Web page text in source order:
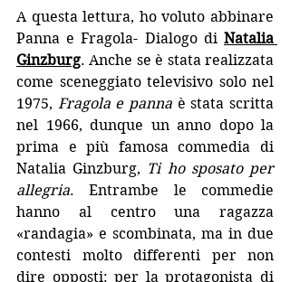
A questa lettura, ho voluto abbinare
Panna e Fragola- Dialogo di Natalia
Ginzburg. Anche se è stata realizzata
come sceneggiato televisivo solo nel
1975, Fragola e panna è stata scritta
nel 1966, dunque un anno dopo la
prima e più famosa commedia di
Natalia Ginzburg, Ti ho sposato per
allegria. Entrambe le commedie
hanno al centro una ragazza
«randagia» e scombinata, ma in due
contesti molto differenti per non